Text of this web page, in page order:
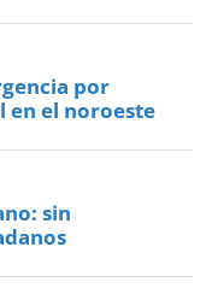
por
en el noroeste
sin